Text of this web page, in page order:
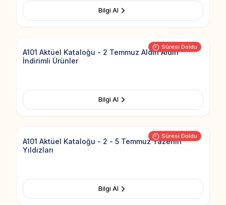
Bilgi Al
Süresi Doldu
Add to
A101 Aktüel Kataloğu - 2 Temmuz Aldın Aldın
İndirimli Ürünler
Bilgi Al
Süresi Doldu
Add to
A101 Aktüel Kataloğu - 2 - 5 Temmuz Tazenin
Yıldızları
Bilgi Al
Add to